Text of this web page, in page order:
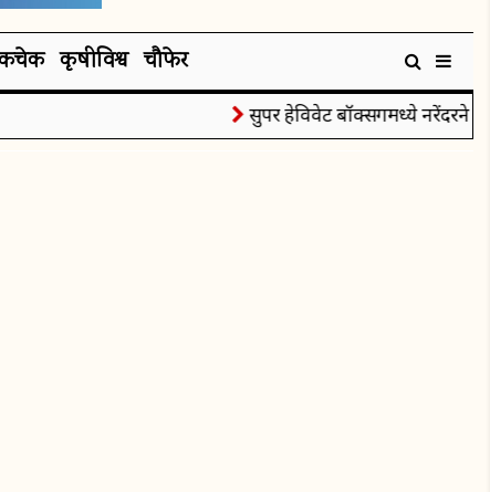
कृषीविश्व चौफेर
सुपर हेविवेट बॉक्सिंगमध्ये नरेंदरने